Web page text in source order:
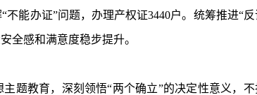
不能办证”问题，办理产权证3440户。统筹推进“反
全感和满意度稳步提升。
题教育，深刻领悟“两个确立”的决定性意义，不